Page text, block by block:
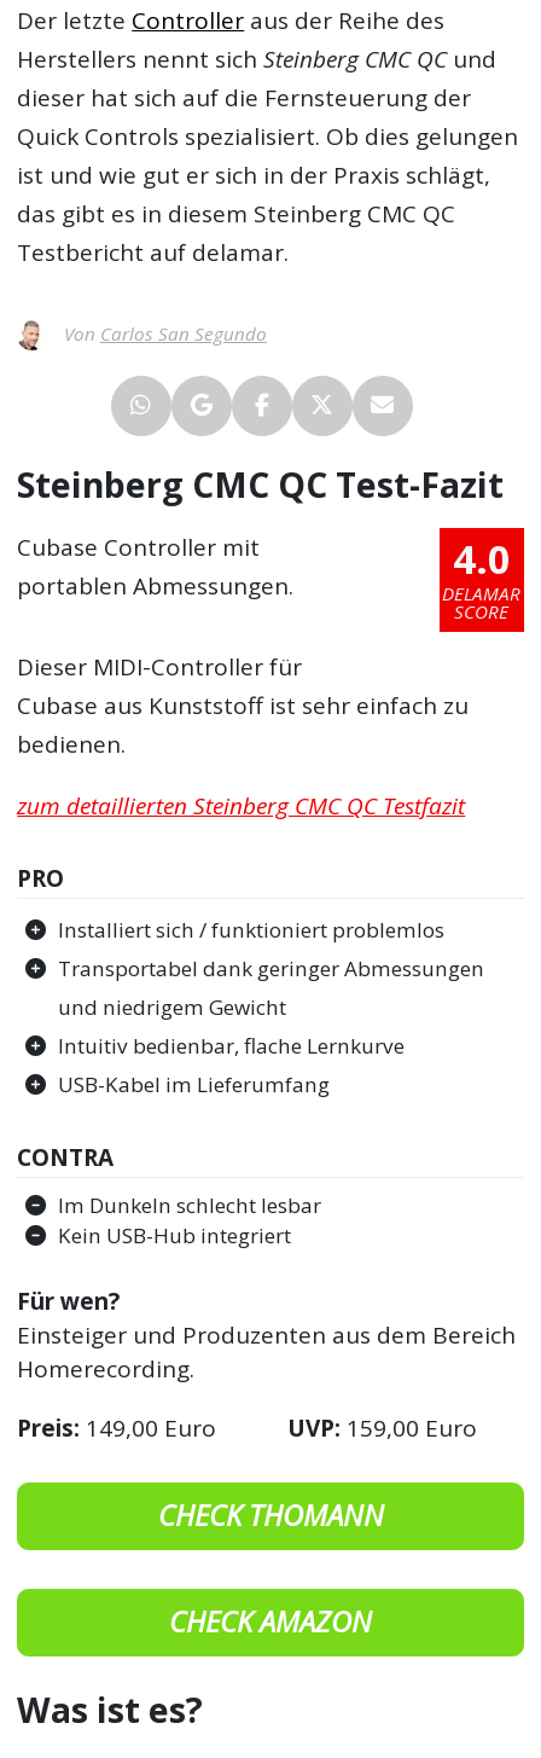
Der letzte Controller aus der Reihe des
Herstellers nennt sichSteinberg CMC QCund
dieser hat sich auf die Fernsteuerung der
Quick Controls spezialisiert. Ob dies gelungen
ist und wie gut er sich in der Praxis schlägt,
das gibt es in diesem Steinberg CMC QC
Testbericht auf delamar.
Von Carlos San Segundo
Steinberg CMC QC Test-Fazit
4.0
DELAMAR
SCORE
Cubase Controller mit
portablen Abmessungen.
Dieser MIDI-Controller für
Cubase aus Kunststoff ist sehr einfach zu
bedienen.
zum detaillierten Steinberg CMC QC Testfazit
PRO
Installiert sich / funktioniert problemlos
Transportabel dank geringer Abmessungen
und niedrigem Gewicht
Intuitiv bedienbar, flache Lernkurve
USB-Kabel im Lieferumfang
CONTRA
Im Dunkeln schlecht lesbar
Kein USB-Hub integriert
Für wen?
Einsteiger und Produzenten aus dem Bereich
Homerecording.
Preis: 149,00 Euro UVP: 159,00 Euro
CHECK THOMANN
CHECK AMAZON
Was ist es?